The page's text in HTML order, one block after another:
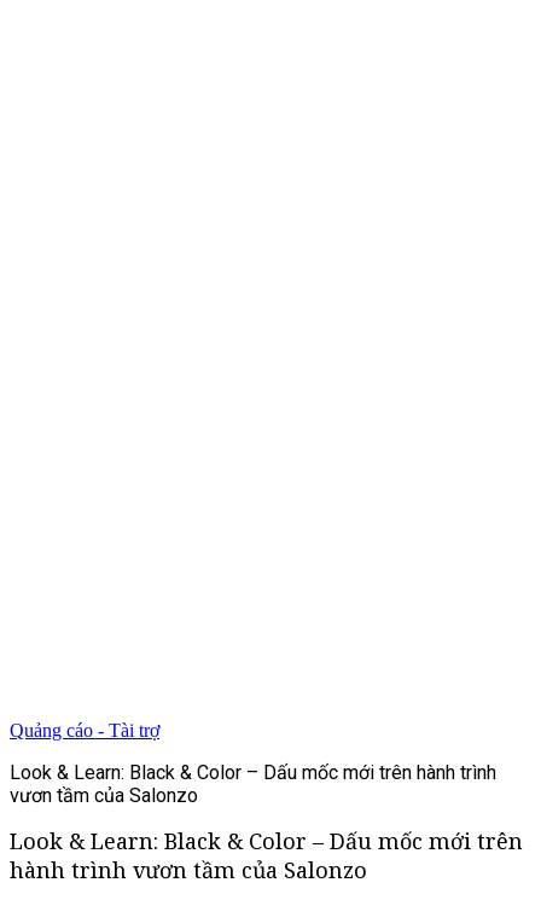
Quảng cáo - Tài trợ
Look & Learn: Black & Color – Dấu mốc mới trên hành trình
vươn tầm của Salonzo
Look & Learn: Black & Color – Dấu mốc mới trên
hành trình vươn tầm của Salonzo